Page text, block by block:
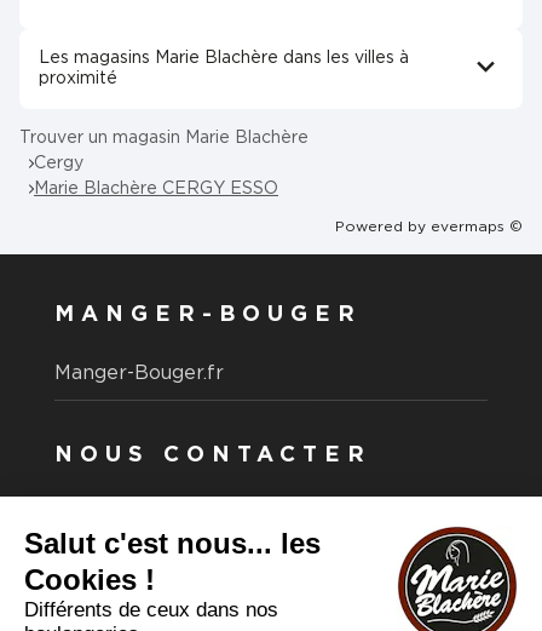
Les magasins Marie Blachère dans les villes à
proximité
Trouver un magasin Marie Blachère
Cergy
Marie Blachère CERGY ESSO
Powered by evermaps ©
MANGER-BOUGER
Manger-Bouger.fr
NOUS CONTACTER
Vous souhaitez nous contacter ?
Consultez notre FAQ.
FAQ